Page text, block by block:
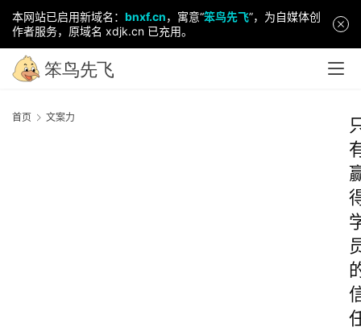
本网站已启用新域名： bnxf.cn，寓意“笨鸟先飞”，为自媒体创
作者服务，原域名 xdjk.cn 已充用。
首页 文案力